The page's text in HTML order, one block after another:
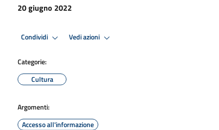
20 giugno 2022
Condividi Vedi azioni
Categorie:
Cultura
Argomenti:
Accesso all'informazione